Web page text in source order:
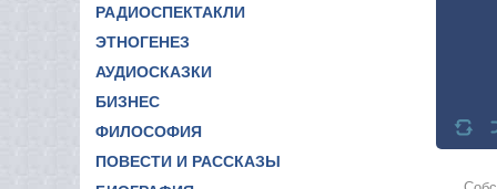
РАДИОСПЕКТАКЛИ
ЭТНОГЕНЕЗ
АУДИОСКАЗКИ
БИЗНЕС
ФИЛОСОФИЯ
ПОВЕСТИ И РАССКАЗЫ